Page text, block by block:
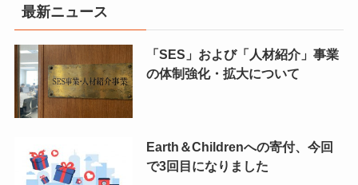
最新ニュース
「SES」および「人材紹介」事業
の体制強化・拡大について
Earth＆Childrenへの寄付、今回
で3回目になりました